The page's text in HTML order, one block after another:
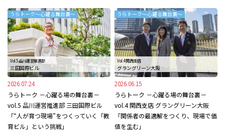
うらトーク～心躍る舞台裏～
Vol.5 品川運営推進部
三田国際ビル
2026.07.24
うらトーク －心躍る場の舞台裏－
vol.5 品川運営推進部 三田国際ビル
「“人が育つ現場”をつくっていく「教
育ビル」という挑戦」
うらトーク～心躍る舞台裏～
Vol.4 関西支店
グラングリーン大阪
2026.06.15
うらトーク －心躍る場の舞台裏－
vol.4 関西支店 グラングリーン大阪
「関係者の最適解をつくり、現場で価
値を生む」